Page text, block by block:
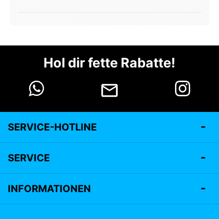
Hol dir fette Rabatte!
SERVICE-HOTLINE
SERVICE
INFORMATIONEN